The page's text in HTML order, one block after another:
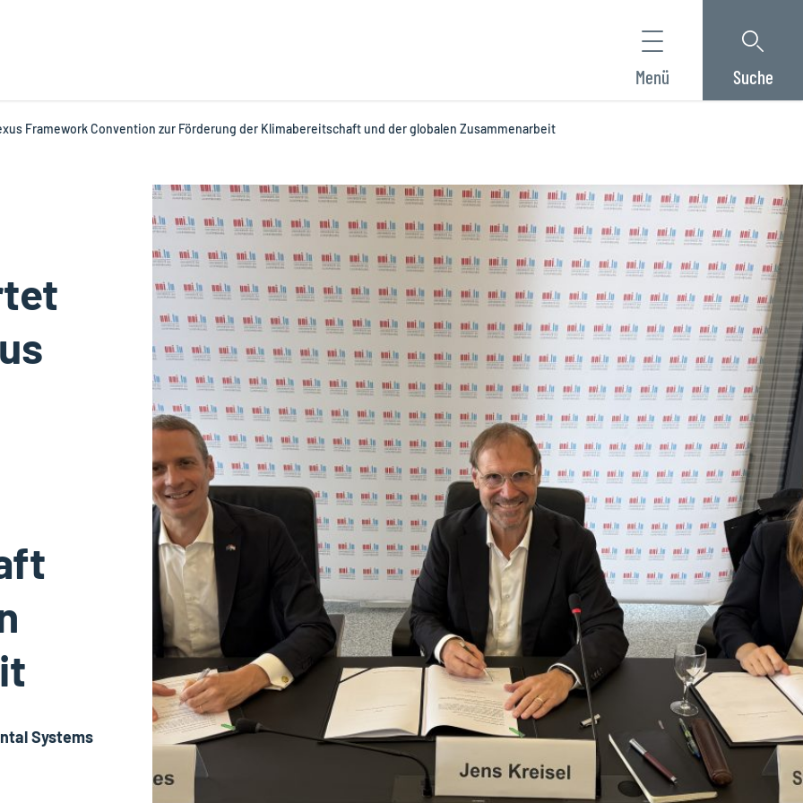
Menü Suche
Framework Convention zur Förderung der Klimabereitschaft und der globalen Zusammenarbeit
Systems